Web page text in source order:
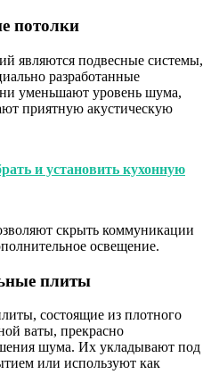
потолки
являются подвесные системы,
разработанные
уменьшают уровень шума,
приятную акустическую
и установить кухонную
скрыть коммуникации
освещение.
плиты
состоящие из плотного
ваты, прекрасно
шума. Их укладывают под
или используют как